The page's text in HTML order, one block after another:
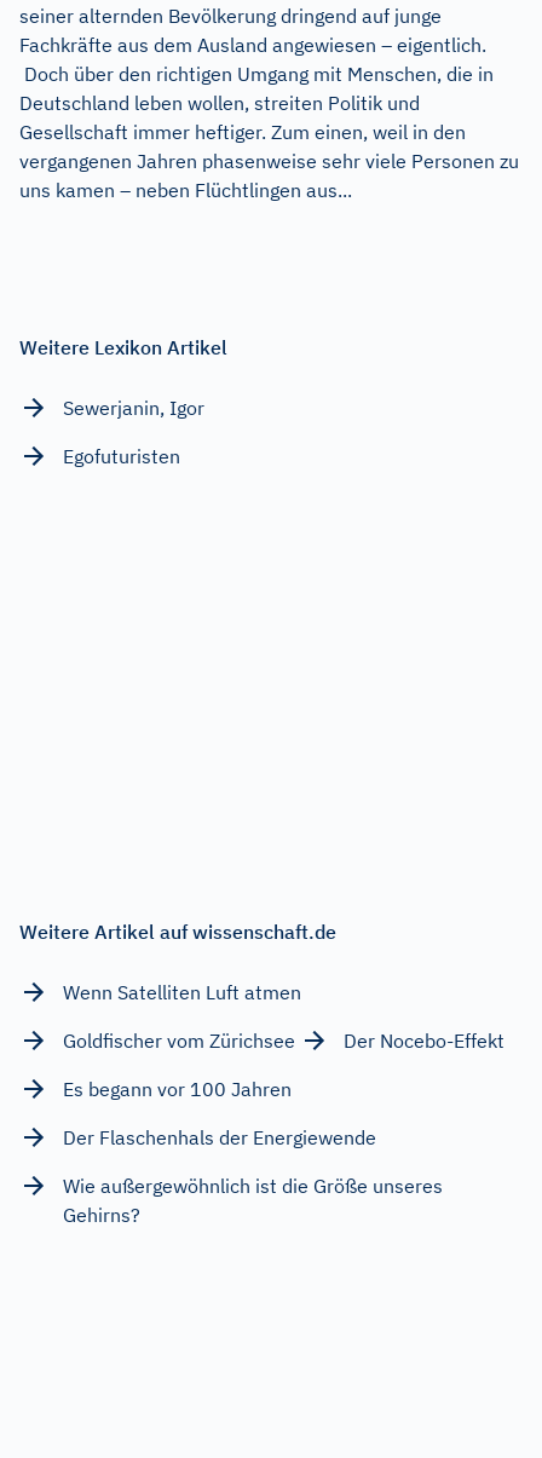
seiner alternden Bevölkerung dringend auf junge
Fachkräfte aus dem Ausland angewiesen – eigentlich.
Doch über den richtigen Umgang mit Menschen, die in
Deutschland leben wollen, streiten Politik und
Gesellschaft immer heftiger. Zum einen, weil in den
vergangenen Jahren phasenweise sehr viele Personen zu
uns kamen – neben Flüchtlingen aus...
Weitere Lexikon Artikel
Sewerjanin, Igor
Egofuturisten
Weitere Artikel auf wissenschaft.de
Wenn Satelliten Luft atmen
Goldfischer vom Zürichsee
Der Nocebo-Effekt
Es begann vor 100 Jahren
Der Flaschenhals der Energiewende
Wie außergewöhnlich ist die Größe unseres
Gehirns?